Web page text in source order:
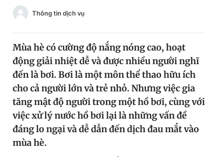
Chuyên mục khác
Tin thị trường Tin 360
Video Magazine
Sản phẩm khác
Tiện ích
Tin đã xem
Đăng xuất
Thông tin dịch vụ
Mùa hè có cường độ nắng nóng cao, hoạt
động giải nhiệt dễ và được nhiều người nghĩ
đến là bơi. Bơi là một môn thể thao hữu ích
cho cả người lớn và trẻ nhỏ. Nhưng việc gia
tăng mật độ người trong một hồ bơi, cùng với
việc xử lý nước hồ bơi lại là những vấn đề
đáng lo ngại và dễ dẫn đến dịch đau mắt vào
mùa hè.